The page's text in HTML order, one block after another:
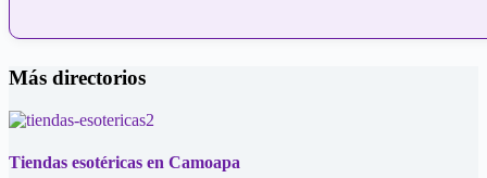
Más directorios
Tiendas esotéricas en Camoapa